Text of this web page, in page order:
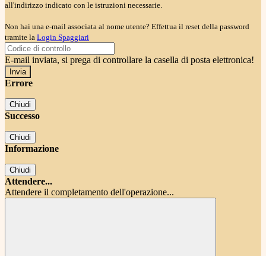
all'indirizzo indicato con le istruzioni necessarie.
Non hai una e-mail associata al nome utente? Effettua il reset della password
tramite la Login Spaggiari
E-mail inviata, si prega di controllare la casella di posta elettronica!
Errore
Chiudi
Successo
Chiudi
Informazione
Chiudi
Attendere...
Attendere il completamento dell'operazione...